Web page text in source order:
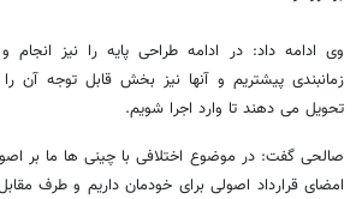
وی ادامه داد: در ادامه طراحی پایه را نیز
زمانبندی پیشتریم و آنها نیز بخش قابل توجه آن
تحویل می دهند تا وارد اجرا شویم.
صالحی گفت: در موضوع اختلافی با چینی ها ما بر
امضای قرارداد اصولی برای خودمان داریم و طرف